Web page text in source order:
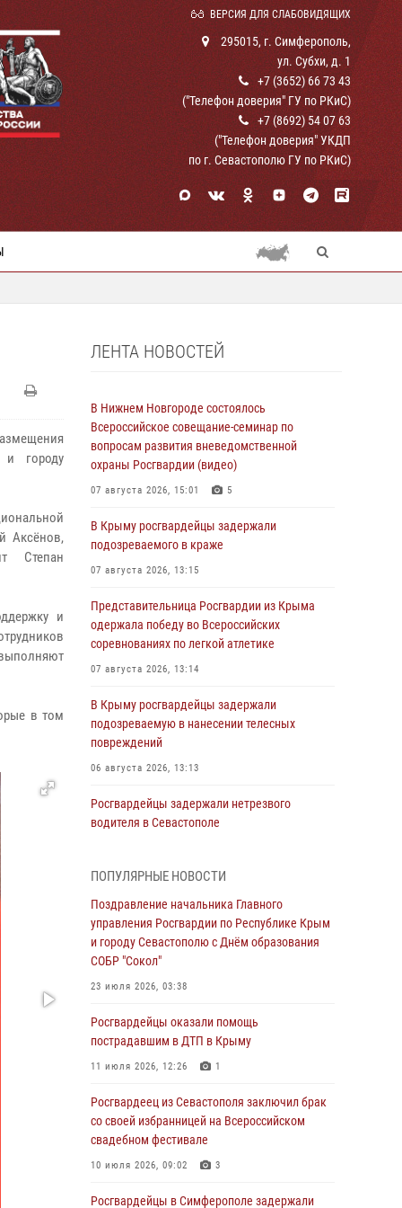
ВЕРСИЯ ДЛЯ СЛАБОВИДЯЩИХ
295015, г. Симферополь,
ул. Субхи, д. 1
+7 (3652) 66 73 43
("Телефон доверия" ГУ по РКиС)
+7 (8692) 54 07 63
("Телефон доверия" УКДП
по г. Севастополю ГУ по РКиС)
и городу
Аксёнов,
Степан
и
в том
ЛЕНТА НОВОСТЕЙ
В Нижнем Новгороде состоялось
Всероссийское совещание-семинар по
вопросам развития вневедомственной
охраны Росгвардии (видео)
07 августа 2026, 15:01 5
В Крыму росгвардейцы задержали
подозреваемого в краже
07 августа 2026, 13:15
Представительница Росгвардии из Крыма
одержала победу во Всероссийских
соревнованиях по легкой атлетике
07 августа 2026, 13:14
В Крыму росгвардейцы задержали
подозреваемую в нанесении телесных
повреждений
06 августа 2026, 13:13
Росгвардейцы задержали нетрезвого
водителя в Севастополе
Росгвардейцы в Севастополе дважды
задержали крымчанина при попытке кражи
04 августа 2026, 12:52
В Симферополе сотрудники Росгвардии
задержали нетрезвого мужчину
Росгвардия в Крыму и Севастополе
задержала ряд правонарушителей
В Симферополе росгвардейцы задержали
гражданина, подозреваемого в совершении
серии краж
ПОПУЛЯРНЫЕ НОВОСТИ
Поздравление начальника Главного
управления Росгвардии по Республике Крым
и городу Севастополю с Днём образования
СОБР "Сокол"
23 июля 2026, 03:38
Росгвардейцы оказали помощь
пострадавшим в ДТП в Крыму
11 июля 2026, 12:26 1
Росгвардеец из Севастополя заключил брак
со своей избранницей на Всероссийском
свадебном фестивале
10 июля 2026, 09:02 3
Росгвардейцы в Симферополе задержали